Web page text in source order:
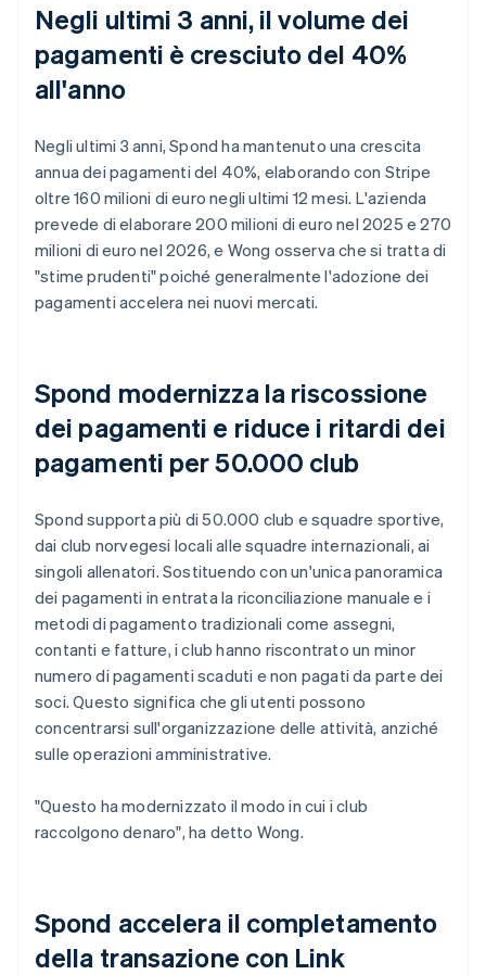
Negli ultimi 3 anni, il volume dei
pagamenti è cresciuto del 40%
all'anno
Negli ultimi 3 anni, Spond ha mantenuto una crescita
annua dei pagamenti del 40%, elaborando con Stripe
oltre 160 milioni di euro negli ultimi 12 mesi. L'azienda
prevede di elaborare 200 milioni di euro nel 2025 e 270
milioni di euro nel 2026, e Wong osserva che si tratta di
"stime prudenti" poiché generalmente l'adozione dei
pagamenti accelera nei nuovi mercati.
Spond modernizza la riscossione
dei pagamenti e riduce i ritardi dei
pagamenti per 50.000 club
Spond supporta più di 50.000 club e squadre sportive,
dai club norvegesi locali alle squadre internazionali, ai
singoli allenatori. Sostituendo con un'unica panoramica
dei pagamenti in entrata la riconciliazione manuale e i
metodi di pagamento tradizionali come assegni,
contanti e fatture, i club hanno riscontrato un minor
numero di pagamenti scaduti e non pagati da parte dei
soci. Questo significa che gli utenti possono
concentrarsi sull'organizzazione delle attività, anziché
sulle operazioni amministrative.
"Questo ha modernizzato il modo in cui i club
raccolgono denaro", ha detto Wong.
Spond accelera il completamento
della transazione con Link